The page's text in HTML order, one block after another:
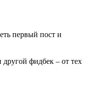
первый пост и
фидбек – от тех